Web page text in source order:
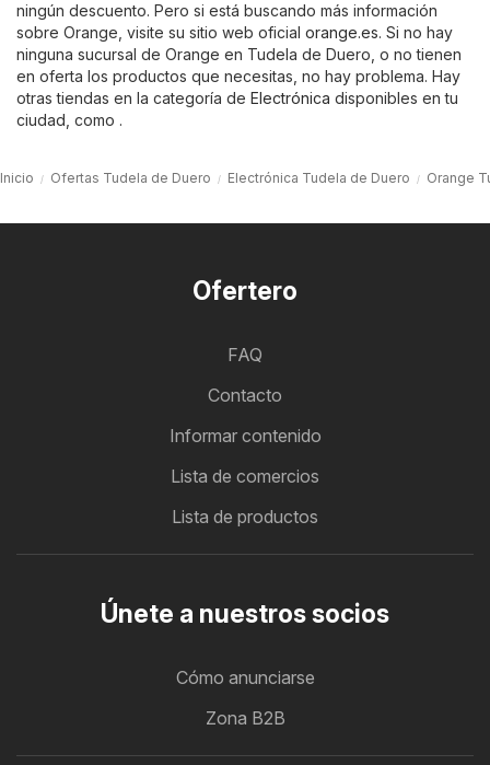
ningún descuento. Pero si está buscando más información
sobre Orange, visite su sitio web oficial orange.es. Si no hay
ninguna sucursal de Orange en Tudela de Duero, o no tienen
en oferta los productos que necesitas, no hay problema. Hay
otras tiendas en la categoría de Electrónica disponibles en tu
ciudad, como .
Inicio Ofertas Tudela de Duero Electrónica Tudela de Duero Orange
Ofertero
FAQ
Contacto
Informar contenido
Lista de comercios
Lista de productos
Únete a nuestros socios
Cómo anunciarse
Zona B2B